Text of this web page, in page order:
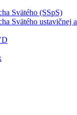
Svätého (SSpS)
Svätého ustavičnej